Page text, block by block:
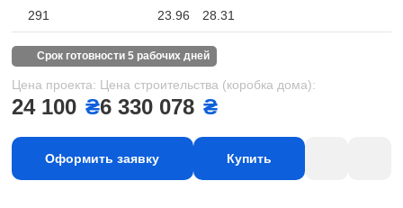
291 23.96 28.31
срок готовности 5 рабочих дней
Цена проекта:
24 100 ₴
Цена строительства (коробка дома):
6 330 078 ₴
Оформить заявку Купить